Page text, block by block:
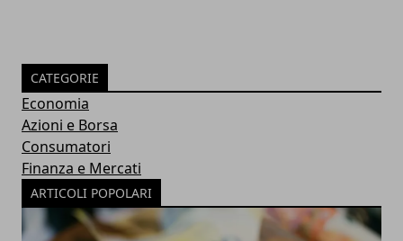
CATEGORIE
Economia
Azioni e Borsa
Consumatori
Finanza e Mercati
ARTICOLI POPOLARI